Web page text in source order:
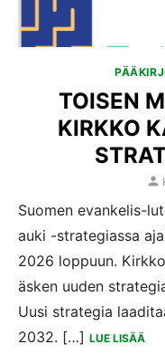
TOISEN
KIRKKO
Suomen evankelis-
auki -strategiassa
2026 loppuun.
äsken uuden
Uusi strategia
2032. […] LUE LISÄÄ